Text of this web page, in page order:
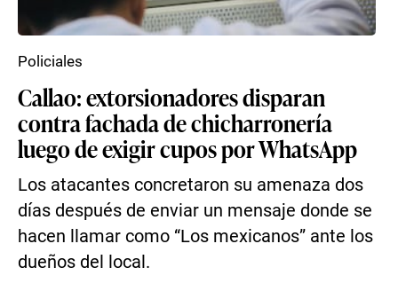
Callao: extorsionadores disparan
contra fachada de chicharronería
luego de exigir cupos por WhatsApp
Los atacantes concretaron su amenaza dos
días después de enviar un mensaje donde se
hacen llamar como “Los mexicanos” ante los
dueños del local.
Policiales